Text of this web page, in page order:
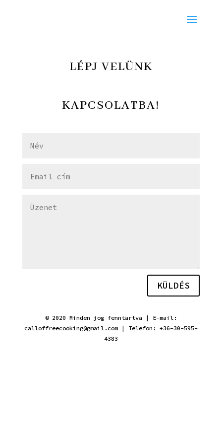
LÉPJ VELÜNK
KAPCSOLATBA!
KÜLDÉS
© 2020 Minden jog fenntartva | E-mail:
calloffreecooking@gmail.com | Telefon: +36-30-595-
4383